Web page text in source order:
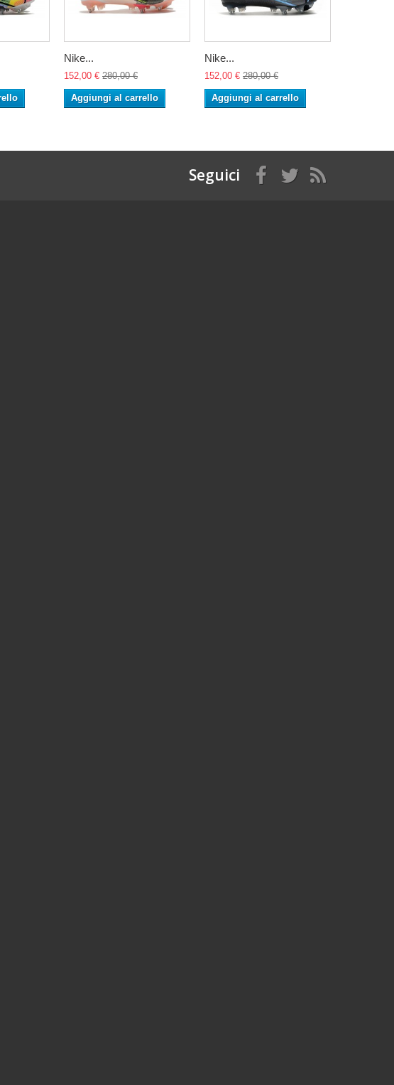
Nike...
152,00 € 280,00 €
Aggiungi al carrello
Nike...
152,00 € 280,00 €
Aggiungi al carrello
Seguici